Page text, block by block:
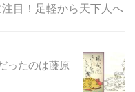
目！足軽から天下人へ
ったのは藤原